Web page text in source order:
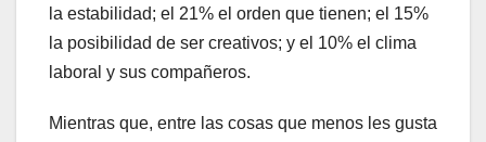
la estabilidad; el 21% el orden que tienen; el 15%
la posibilidad de ser creativos; y el 10% el clima
laboral y sus compañeros.
Mientras que, entre las cosas que menos les gusta